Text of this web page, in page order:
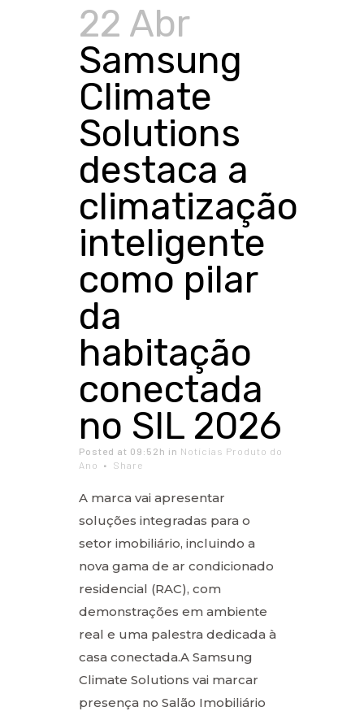
22 Abr
Samsung
Climate
Solutions
destaca a
climatização
inteligente
como pilar
da
habitação
conectada
no SIL 2026
Posted at 09:52h in Notícias Produto do
Ano
Share
A marca vai apresentar
soluções integradas para o
setor imobiliário, incluindo a
nova gama de ar condicionado
residencial (RAC), com
demonstrações em ambiente
real e uma palestra dedicada à
casa conectada.A Samsung
Climate Solutions vai marcar
presença no Salão Imobiliário